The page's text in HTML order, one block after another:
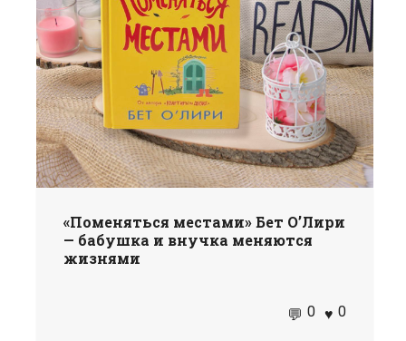
«Поменяться местами» Бет О’Лири
— бабушка и внучка меняются
жизнями
0 0